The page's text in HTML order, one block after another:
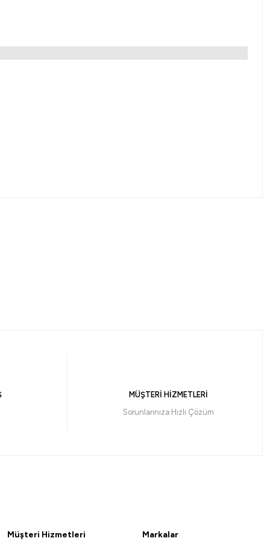
MÜŞTERİ HİZMETLERİ
Sorunlarınıza Hızlı Çözüm
Müşteri Hizmetleri Markalar